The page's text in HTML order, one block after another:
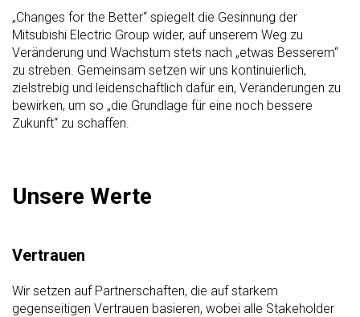
„Changes for the Better“ spiegelt die Gesinnung der
Mitsubishi Electric Group wider, auf unserem Weg zu
Veränderung und Wachstum stets nach „etwas Besserem“
zu streben. Gemeinsam setzen wir uns kontinuierlich,
zielstrebig und leidenschaftlich dafür ein, Veränderungen zu
bewirken, um so „die Grundlage für eine noch bessere
Zukunft“ zu schaffen.
Unsere Werte
Vertrauen
Wir setzen auf Partnerschaften, die auf starkem
gegenseitigen Vertrauen basieren, wobei alle Stakeholder